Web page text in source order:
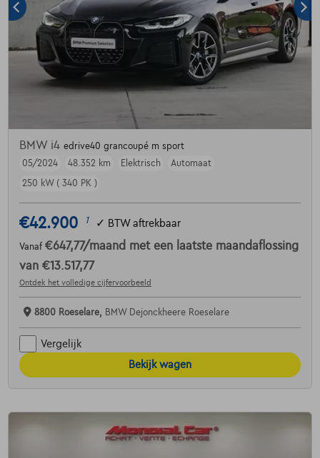
BMW i4 edrive40 grancoupé m sport
05/2024
48.352 km Elektrisch
Automaat
250 kW ( 340 PK )
€42.900 1 ✓ BTW aftrekbaar
Vanaf €647,77/maand met een laatste maandaflossing
van €13.517,77
Ontdek het volledige cijfervoorbeeld
8800 Roeselare, BMW Dejonckheere Roeselare
Vergelijk
Bekijk wagen